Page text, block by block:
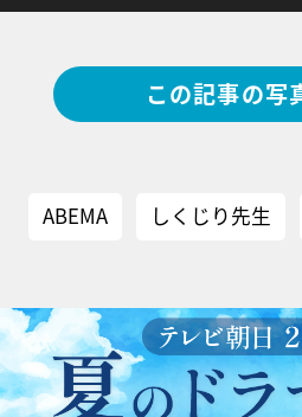
この記事の写
ABEMA しくじり先生